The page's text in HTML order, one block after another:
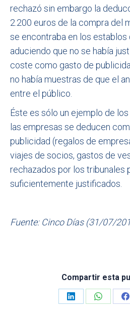
rechazó sin embargo la
2.200 euros de la compra del
se encontraba en los establos
aduciendo que no se había
coste como gasto de
no había muestras de que el
entre el público.
Éste es sólo un ejemplo de
las empresas se deducen
publicidad (regalos de
viajes de socios, gastos de
rechazados por los tribunales
suficientemente justificados.
Fuente: Cinco Días (31/07/
Compartir esta
Share
Share